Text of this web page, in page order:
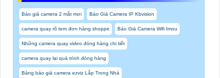
Báo giá camera 2 mắt mơi Báo Giá Camera IP Kbvision
camera quay rõ tem đơn hàng shoppe Báo Giá Camera Wifi Imou
Những camera quay video đóng hàng chi tiết
camera quay lại quá trình đóng hàng
Bảng báo giá camera ezviz Lắp Trong Nhà